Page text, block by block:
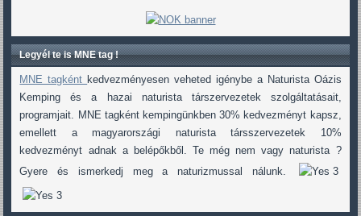
Legyél te is MNE tag !
MNE tagként kedvezményesen veheted igénybe a Naturista Oázis
Kemping és a hazai naturista társzervezetek szolgáltatásait,
programjait. MNE tagként kempingünkben 30% kedvezményt kapsz,
emellett a magyarországi naturista társszervezetek 10%
kedvezményt adnak a belépőkből. Te még nem vagy naturista ?
Gyere és ismerkedj meg a naturizmussal nálunk.